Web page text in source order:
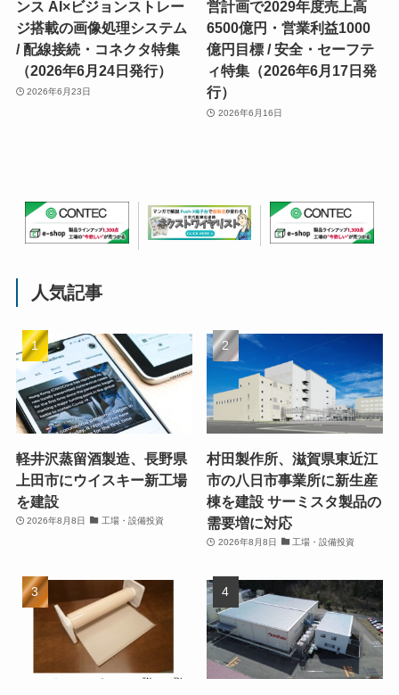
ンス AI×ビジョンストレー
ジ搭載の画像処理システム
/ 配線接続・コネクタ特集
（2026年6月24日発行）
2026年6月23日
営計画で2029年度売上高
6500億円・営業利益1000
億円目標 / 安全・セーフテ
ィ特集（2026年6月17日発
行）
2026年6月16日
人気記事
軽井沢蒸留酒製造、長野県
上田市にウイスキー新工場
を建設
2026年8月8日 工場・設備投資
村田製作所、滋賀県東近江
市の八日市事業所に新生産
棟を建設 サーミスタ製品の
需要増に対応
2026年8月8日 工場・設備投資